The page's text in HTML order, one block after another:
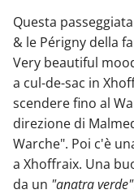
Questa
& le Périgny della
Very beautiful
a cul-de-sac in
scendere fino al
direzione di
Warche". Poi c'è
a Xhoffraix. Una
da un "anatra verde"